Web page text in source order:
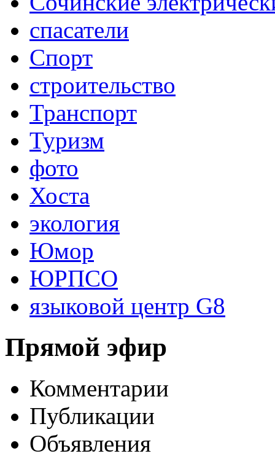
спасатели
Спорт
строительство
Транспорт
Туризм
фото
Хоста
экология
Юмор
ЮРПСО
языковой центр G8
Прямой эфир
Комментарии
Публикации
Объявления